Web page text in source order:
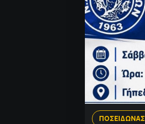
ΠΟΣΕΙΔΩΝΑΣ